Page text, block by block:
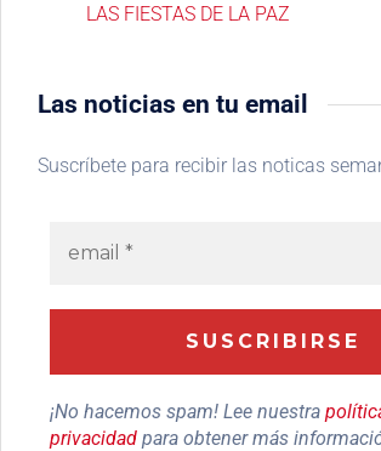
LAS FIESTAS DE LA PAZ
Las noticias en tu email
Suscríbete para recibir las noticas
¡No hacemos spam! Lee nuestra
privacidad para obtener más